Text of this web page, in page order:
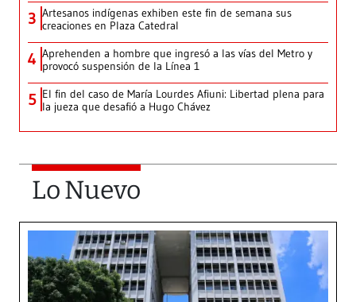
3 Artesanos indígenas exhiben este fin de semana sus
creaciones en Plaza Catedral
4 Aprehenden a hombre que ingresó a las vías del Metro y
provocó suspensión de la Línea 1
5 El fin del caso de María Lourdes Afiuni: Libertad plena para
la jueza que desafió a Hugo Chávez
Lo Nuevo